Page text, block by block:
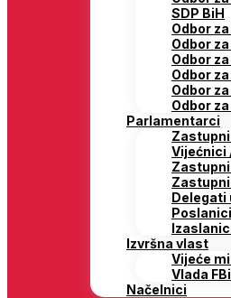
SDP BiH
Odbor
Odbor
Odbor
Odbor
Odbor
Odbor
Parlamentarci
Vijećnici
Delegati
Izvršna vlast
Vijeće
Vlada
Načelnici